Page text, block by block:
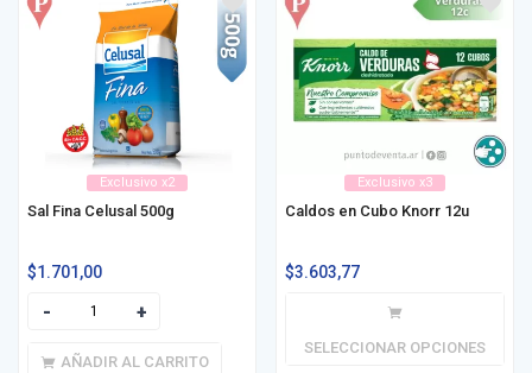
Exclusivo x2
Sal Fina Celusal 500g
$1.701,00
AÑADIR AL CARRITO
Exclusivo x3
Caldos en Cubo Knorr 12u
$3.603,77
SELECCIONAR OPCIONES